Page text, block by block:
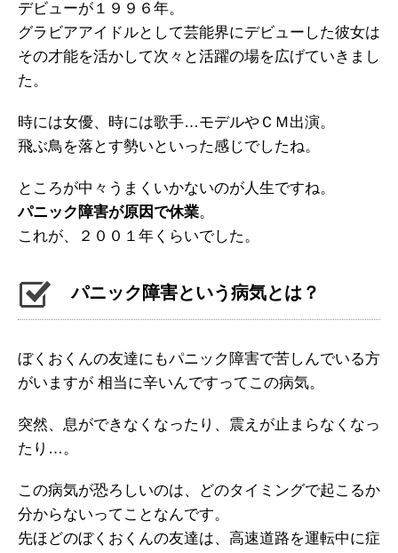
デビューが１９９６年。
グラビアアイドルとして芸能界にデビューした彼女は
その才能を活かして次々と活躍の場を広げていきまし
た。
時には女優、時には歌手…モデルやＣＭ出演。
飛ぶ鳥を落とす勢いといった感じでしたね。
ところが中々うまくいかないのが人生ですね。
パニック障害が原因で休業。
これが、２００１年くらいでした。
パニック障害という病気とは？
ぼくおくんの友達にもパニック障害で苦しんでいる方
がいますが 相当に辛いんですってこの病気。
突然、息ができなくなったり、震えが止まらなくなっ
たり…。
この病気が恐ろしいのは、どのタイミングで起こるか
分からないってことなんです。
先ほどのぼくおくんの友達は、高速道路を運転中に症